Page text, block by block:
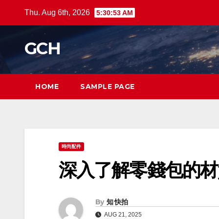
Thu. Aug 6th, 2026 5:30:54 AM
GCH
HOME SAMPLE PAGE
時尚配件
深入了解零錢包的
By 知 快拍
AUG 21, 2025